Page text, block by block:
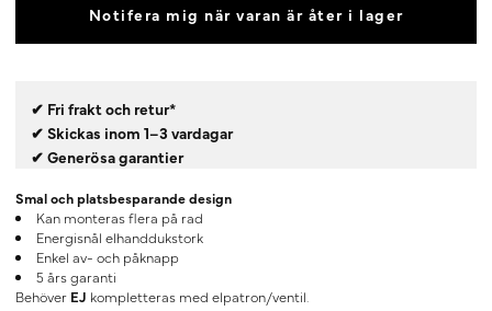
Notifera mig när varan är åter i lager
✔ Fri frakt och retur*
✔ Skickas inom 1–3 vardagar
✔ Generösa garantier
Smal och platsbesparande design
Kan monteras flera på rad
Energisnål elhanddukstork
Enkel av- och påknapp
5 års garanti
Behöver EJ kompletteras med elpatron/ventil.